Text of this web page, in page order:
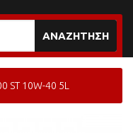
ΑΝΑΖΉΤΗΣΗ
ST 10W-40 5L